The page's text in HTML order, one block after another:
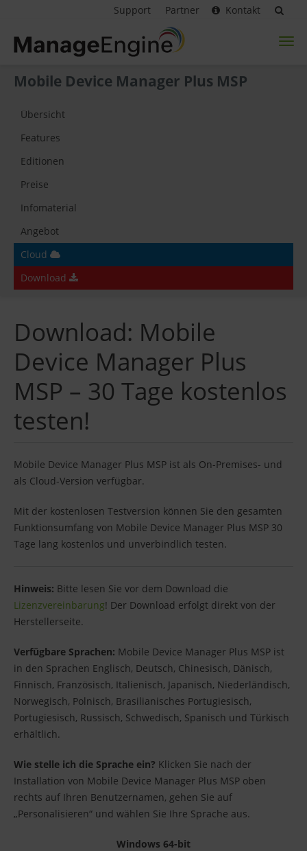
Support Partner Kontakt
Mobile Device Manager Plus MSP
Übersicht
Features
Editionen
Preise
Infomaterial
Angebot
Cloud
Download
Download: Mobile
Device Manager Plus
MSP – 30 Tage kostenlos
testen!
Mobile Device Manager Plus MSP ist als On-Premises- und
als Cloud-Version verfügbar.
Mit der kostenlosen Testversion können Sie den gesamten
Funktionsumfang von Mobile Device Manager Plus MSP 30
Tage lang kostenlos und unverbindlich testen.
Hinweis: Bitte lesen Sie vor dem Download die
Lizenzvereinbarung! Der Download erfolgt direkt von der
Herstellerseite.
Verfügbare Sprachen: Mobile Device Manager Plus MSP ist
in den Sprachen Englisch, Deutsch, Chinesisch, Dänisch,
Finnisch, Französisch, Italienisch, Japanisch, Niederländisch,
Norwegisch, Polnisch, Brasilianisches Portugiesisch,
Portugiesisch, Russisch, Schwedisch, Spanisch und Türkisch
erhältlich.
Wie stelle ich die Sprache ein? Klicken Sie nach der
Installation von Mobile Device Manager Plus MSP oben
rechts auf Ihren Benutzernamen, gehen Sie auf
„Personalisieren“ und wählen Sie Ihre Sprache aus.
Windows 64-bit